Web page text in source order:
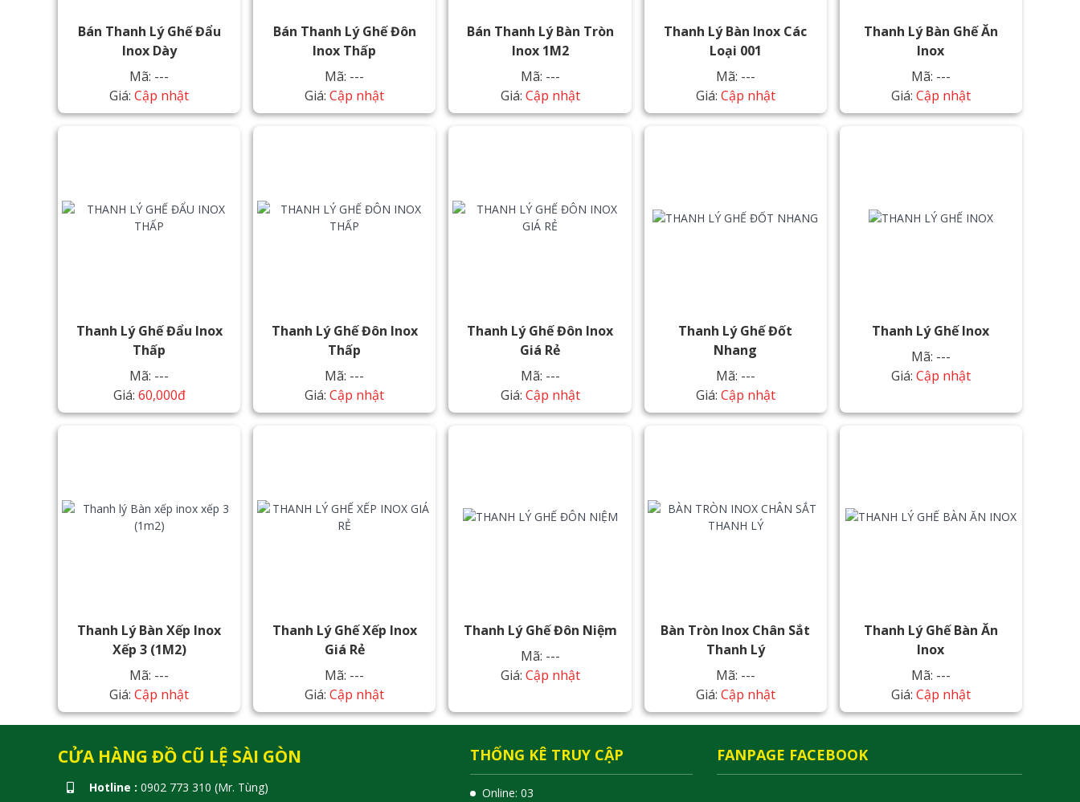
Bán Thanh Lý Ghế Đẩu
Inox Dày
Mã: ---
Giá:Cập nhật
Bán Thanh Lý Ghế Đôn
Inox Thấp
Mã: ---
Giá:Cập nhật
Bán Thanh Lý Bàn Tròn
Inox 1M2
Mã: ---
Giá: Cập nhật
Thanh Lý Bàn Inox Các
Loại 001
Mã: ---
Giá: Cập nhật
Thanh Lý Bàn Ghế Ăn
Inox
Mã: ---
Giá: Cập nhật
Thanh Lý Ghế Đẩu Inox
Thấp
Mã: ---
Giá: 60,000đ
Thanh Lý Ghế Đôn Inox
Thấp
Mã: ---
Giá:Cập nhật
Thanh Lý Ghế Đôn Inox
Giá Rẻ
Mã: ---
Giá: Cập nhật
Thanh Lý Ghế Đốt
Nhang
Mã: ---
Giá: Cập nhật
Thanh Lý Ghế Inox
Mã: ---
Giá: Cập nhật
Thanh Lý Bàn Xếp Inox
Xếp 3 (1M2)
Mã: ---
Giá:Cập nhật
Thanh Lý Ghế Xếp Inox
Giá Rẻ
Mã: ---
Giá:Cập nhật
Thanh Lý Ghế Đôn Niệm
Mã: ---
Giá: Cập nhật
Bàn Tròn Inox Chân Sắt
Thanh Lý
Mã: ---
Giá: Cập nhật
Thanh Lý Ghế Bàn Ăn
Inox
Mã: ---
Giá: Cập nhật
CỬA HÀNG ĐỒ CŨ LỆ SÀI GÒN
Hotline : 0902 773 310 (Mr. Tùng)
THỐNG KÊ TRUY CẬP
Online: 03
FANPAGE FACEBOOK